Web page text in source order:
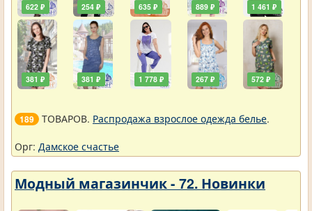
622 ₽
381 ₽
254 ₽
381 ₽
635 ₽
1 778 ₽
889 ₽
267 ₽
1 461 ₽
572 ₽
189 ТОВАРОВ. Распродажа взрослое одежда белье.
Орг: Дамское счастье
Модный магазинчик - 72. Новинки